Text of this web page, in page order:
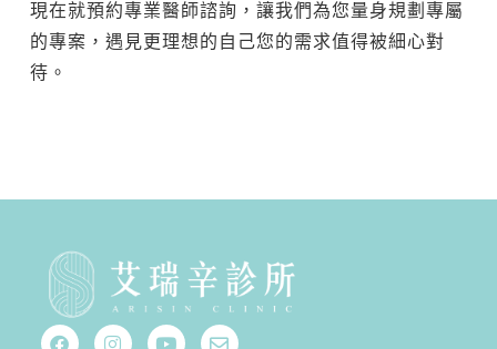
現在就預約專業醫師諮詢，讓我們為您量身規劃專屬
的專案，遇見更理想的自己您的需求值得被細心對
待。